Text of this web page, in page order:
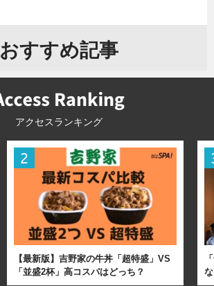
おすすめ記事
アクセスランキング
【最新版】吉野家の牛丼「超特盛」VS
「並盛2杯」高コスパはどっち？